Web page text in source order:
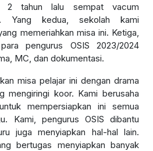
2 tahun lalu sempat vacum
Yang kedua, sekolah kami
memeriahkan misa ini. Ketiga,
pengurus OSIS 2023/2024
MC, dan dokumentasi.
misa pelajar ini dengan drama
mengiringi koor. Kami berusaha
mempersiapkan ini semua
Kami, pengurus OSIS dibantu
juga menyiapkan hal-hal lain.
bertugas menyiapkan banyak